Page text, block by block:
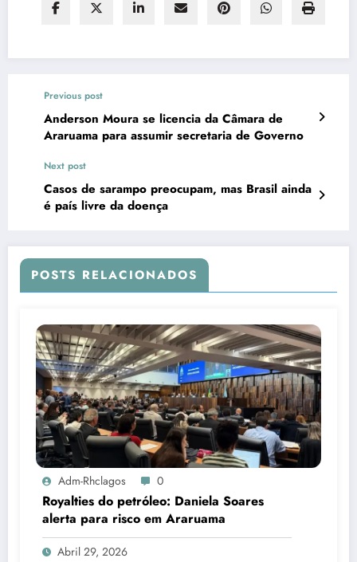
Previous post
Anderson Moura se licencia da Câmara de
Araruama para assumir secretaria de Governo
Next post
Casos de sarampo preocupam, mas Brasil ainda
é país livre da doença
POSTS RELACIONADOS
Adm-Rhclagos 0
Royalties do petróleo: Daniela Soares
alerta para risco em Araruama
Abril 29, 2026